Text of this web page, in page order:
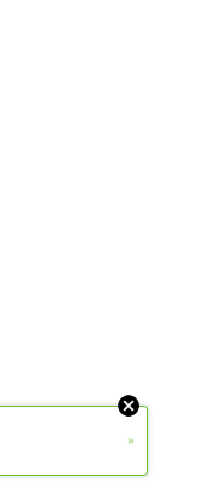
»